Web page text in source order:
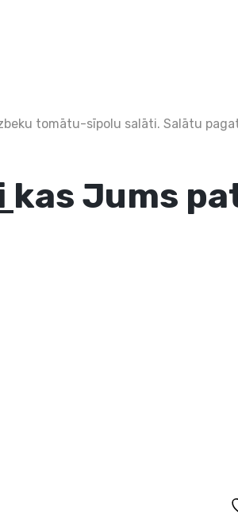
tomātu-sīpolu salāti. Salātu
kas Jums